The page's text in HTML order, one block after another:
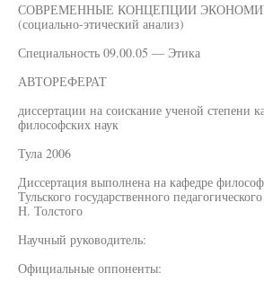
СОВРЕМЕННЫЕ КОНЦЕПЦИИ
(социально-этический анализ)
Специальность 09.00.05 — Этика
АВТОРЕФЕРАТ
диссертации на соискание ученой степени
философских наук
Тула 2006
Диссертация выполнена на кафедре
Тульского государственного
Н. Толстого
Научный руководитель:
Официальные оппоненты: